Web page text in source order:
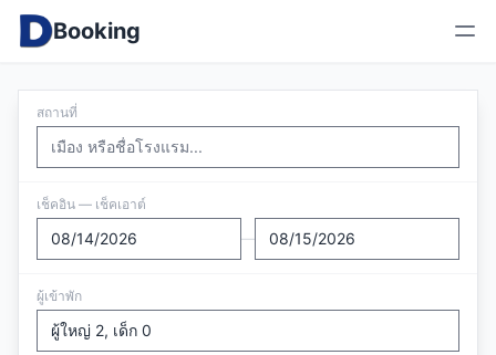
Booking
สถานที่
เช็คอิน — เช็คเอาต์
—
ผู้เข้าพัก